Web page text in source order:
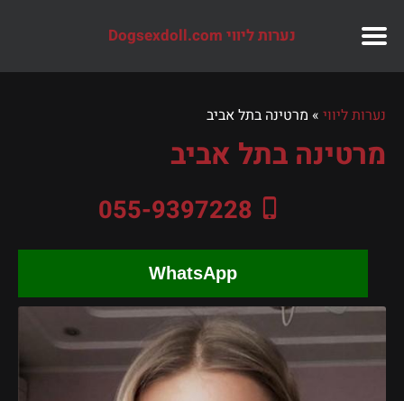
נערות ליווי » מרטינה בתל אביב
מרטינה בתל אביב
055-9397228
WhatsApp
נערות ליווי Dogsexdoll.com